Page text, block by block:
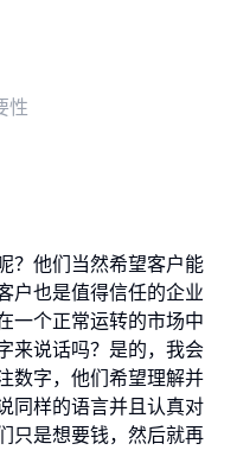
性
？他们当然希望客户能
户也是值得信任的企业
一个正常运转的市场中
来说话吗？是的，我会
数字，他们希望理解并
同样的语言并且认真对
只是想要钱，然后就再